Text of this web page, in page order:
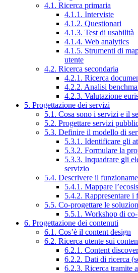
4.1. Ricerca primaria
4.1.1. Interviste
4.1.2. Questionari
4.1.3. Test di usabilità
4.1.4. Web analytics
4.1.5. Strumenti di
utente
4.2. Ricerca secondaria
4.2.1. Ricerca
4.2.2. Analisi
4.2.3. Valutazione
5. Progettazione dei servizi
5.1. Cosa sono i servizi e il
5.2. Progettare servizi
5.3. Definire il modello di
5.3.1. Identificare gli
5.3.2. Formulare la
5.3.3. Inquadrare gli
servizio
5.4. Descrivere il
5.4.1. Mappare
5.4.2. Rappresentare i
5.5. Co-progettare le
5.5.1. Workshop di
6. Progettazione dei contenuti
6.1. Cos’è il content design
6.2. Ricerca utente sui
6.2.1. Content
6.2.2. Dati di ricerca
6.2.3. Ricerca tramite